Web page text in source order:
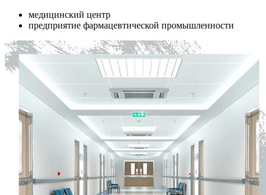
медицинский центр
предприятие фармацевтической промышленности